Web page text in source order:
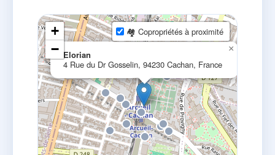
Elorian
4 Rue du Dr Gosselin, 94230 Cachan, France
×
+
−
🏘 Copropriétés à proximité